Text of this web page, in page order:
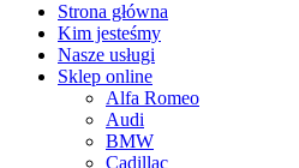
Strona główna
Kim jesteśmy
Nasze usługi
Sklep online
Alfa Romeo
Audi
BMW
Cadillac